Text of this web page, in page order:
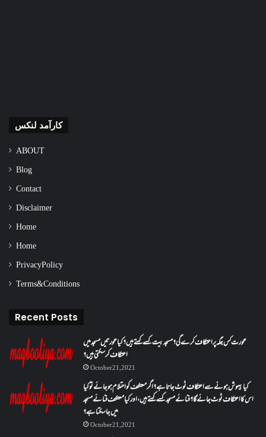
کارآمد لنکس
ABOUT
Blog
Contact
Disclaimer
Home
Home
Privacy Policy
Terms & Conditions
Recent Posts
عورت کس جگہ پر اعتکاف کرے گی؟مسجد بیت کسے کہتے ہیں؟کیا عورتیں مسجد میں
اعتکاف کر سکتی ہیں؟
October 21, 2021
کیا بیہوش ہونے سے اعتکاف ٹوٹ جاتا ہے؟ اگر معتکف کو احتلام ہو جائے تو کیا
اس کا اعتکاف ٹوٹ جائے گا؟فنائے مسجد کسے کہتے ہیں ، اور کیا معتکف فنائے مسجد
میں جا سکتا ہے؟
October 21, 2021